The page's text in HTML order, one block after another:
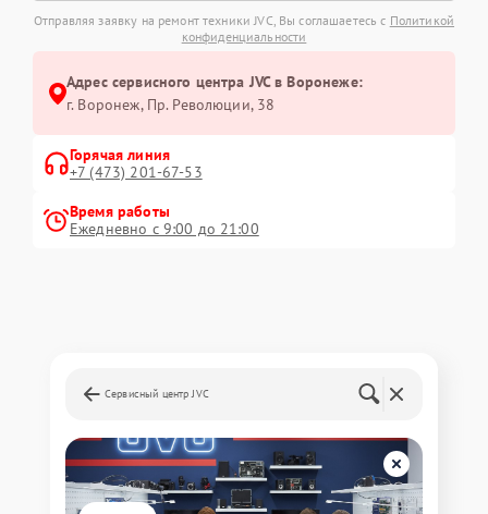
Отправляя заявку на ремонт техники JVC, Вы соглашаетесь с Политикой
конфиденциальности
Адрес сервисного центра JVC в Воронеже:
г. Воронеж, Пр. Революции, 38
Горячая линия
+7 (473) 201-67-53
Время работы
Ежедневно с 9:00 до 21:00
Сервисный центр JVC